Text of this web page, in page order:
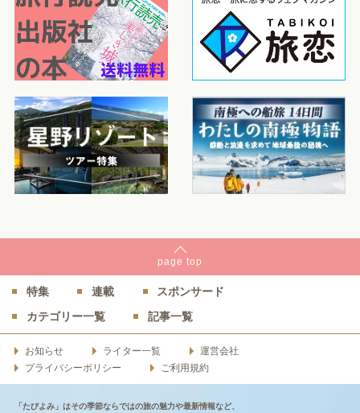
page top
特集 連載
スポンサード
カテゴリー一覧
記事一覧
お知らせ ライター一覧
運営会社
プライバシーポリシー
ご利用規約
「たびよみ」はその季節ならではの旅の魅力や最新情報など、